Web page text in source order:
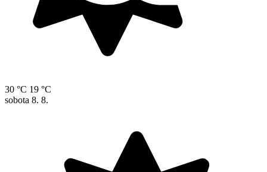
30 °C 19 °C
sobota 8. 8.